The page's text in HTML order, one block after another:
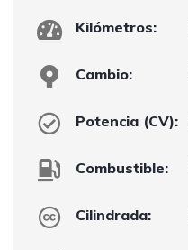
Kilómetros:
Cambio:
Potencia (CV):
Combustible:
Cilindrada: